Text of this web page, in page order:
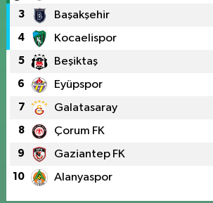
3 Başakşehir
4 Kocaelispor
5 Beşiktaş
6 Eyüpspor
7 Galatasaray
8 Çorum FK
9 Gaziantep FK
10 Alanyaspor